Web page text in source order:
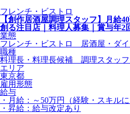
フレンチ・ビストロ
【創作居酒屋調理スタッフ】月給
創る注目店｜料理人募集｜賞与年2
業態
フレンチ・ビストロ 居酒屋・ダ
職種
料理長・料理長候補 調理スタッ
エリア
東京都
雇用形態
給与
・月給：～50万円（経験・スキル
・昇給：給与改定あり